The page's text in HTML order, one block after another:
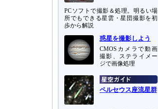
PCソフトで撮影＆処理。明るい場
所でもできる星雲・星団撮影を初
歩から解説
惑星を撮影しよう
CMOSカメラで動画
撮影、ステライメー
ジで画像処理
ペルセウス座流星群